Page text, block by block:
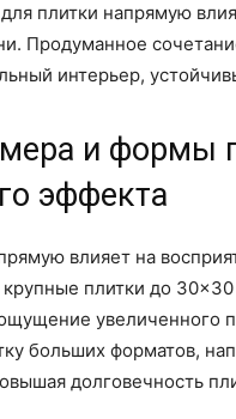
плитки напрямую
Продуманное
интерьер,
и формы
эффекта
влияет на
крупные плитки до
увеличенного
больших форматов,
долговечность